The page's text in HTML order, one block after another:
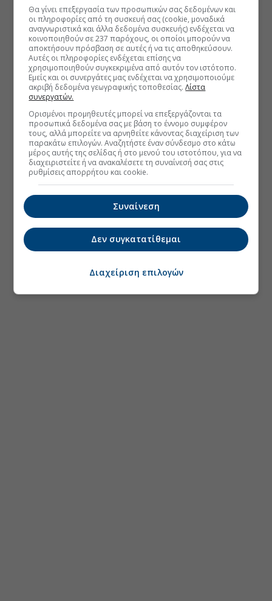
Θα γίνει επεξεργασία των προσωπικών σας δεδομένων και
οι πληροφορίες από τη συσκευή σας (cookie, μοναδικά
αναγνωριστικά και άλλα δεδομένα συσκευής) ενδέχεται να
κοινοποιηθούν σε 237 παρόχους, οι οποίοι μπορούν να
αποκτήσουν πρόσβαση σε αυτές ή να τις αποθηκεύσουν.
Αυτές οι πληροφορίες ενδέχεται επίσης να
χρησιμοποιηθούν συγκεκριμένα από αυτόν τον ιστότοπο.
Εμείς και οι συνεργάτες μας ενδέχεται να χρησιμοποιούμε
ακριβή δεδομένα γεωγραφικής τοποθεσίας.Λίστα
συνεργατών.
Ορισμένοι προμηθευτές μπορεί να επεξεργάζονται τα
προσωπικά δεδομένα σας με βάση το έννομο συμφέρον
τους, αλλά μπορείτε να αρνηθείτε κάνοντας διαχείριση των
παρακάτω επιλογών. Αναζητήστε έναν σύνδεσμο στο κάτω
μέρος αυτής της σελίδας ή στο μενού του ιστοτόπου, για να
διαχειριστείτε ή να ανακαλέσετε τη συναίνεσή σας στις
ρυθμίσεις απορρήτου και cookie.
Συναίνεση
Δεν συγκατατίθεμαι
Διαχείριση επιλογών